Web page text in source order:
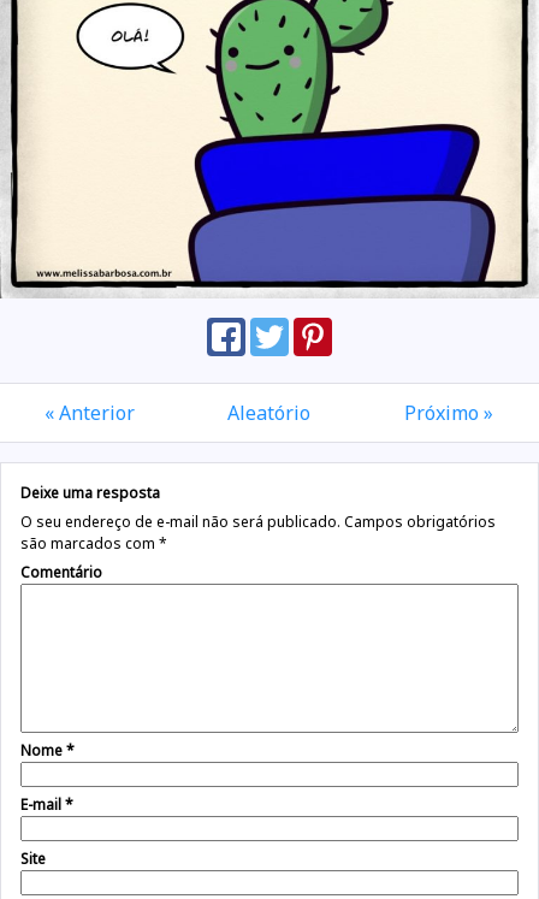
« Anterior Aleatório Próximo »
Deixe uma resposta
O seu endereço de e-mail não será publicado. Campos obrigatórios
são marcados com *
Comentário
Nome*
E-mail*
Site